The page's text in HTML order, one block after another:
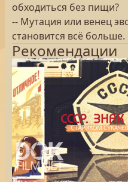
обходиться без пищи?
-- Мутация или венец
становится всё больше.
Рекомендации